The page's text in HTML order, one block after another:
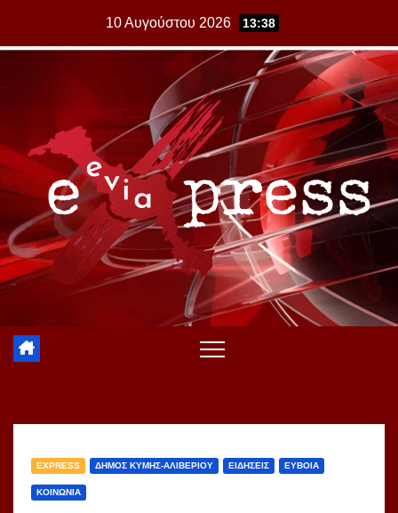
10 Αυγούστου 2026 13:38
EXPRESS ΔΗΜΟΣ ΚΥΜΗΣ-ΑΛΙΒΕΡΙΟΥ ΕΙΔΗΣΕΙΣ ΕΥΒΟΙΑ
ΚΟΙΝΩΝΙΑ